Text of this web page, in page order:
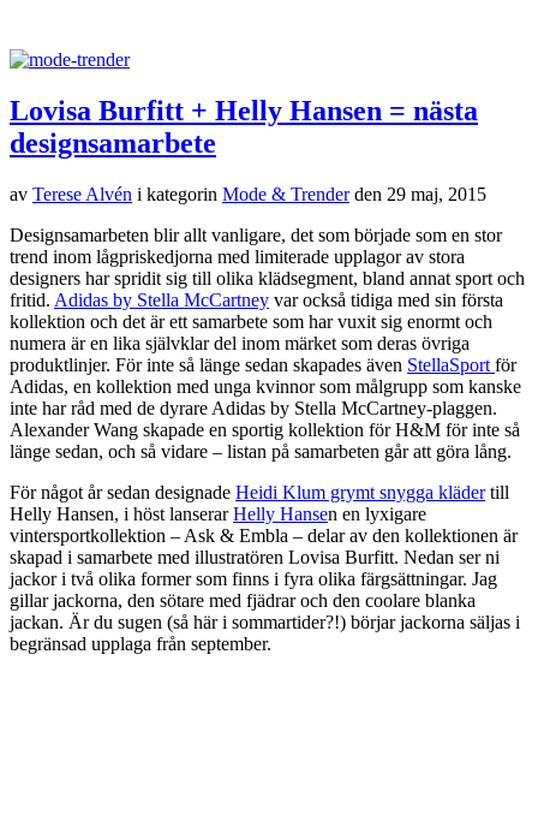
Lovisa Burfitt + Helly Hansen = nästa
designsamarbete
av Terese Alvén i kategorin Mode & Trenderden 29 maj, 2015
Designsamarbeten blir allt vanligare, det som började som en stor
trend inom lågpriskedjorna med limiterade upplagor av stora
designers har spridit sig till olika klädsegment, bland annat sport och
fritid. Adidas by Stella McCartney var också tidiga med sin första
kollektion och det är ett samarbete som har vuxit sig enormt och
numera är en lika självklar del inom märket som deras övriga
produktlinjer. För inte så länge sedan skapades även StellaSport för
Adidas, en kollektion med unga kvinnor som målgrupp som kanske
inte har råd med de dyrare Adidas by Stella McCartney-plaggen.
Alexander Wang skapade en sportig kollektion för H&M för inte så
länge sedan, och så vidare – listan på samarbeten går att göra lång.
För något år sedan designade Heidi Klum grymt snygga klädertill
Helly Hansen, i höst lanserarHelly Hansen en lyxigare
vintersportkollektion – Ask & Embla – delar av den kollektionen är
skapad i samarbete med illustratören Lovisa Burfitt. Nedan ser ni
jackor i två olika former som finns i fyra olika färgsättningar. Jag
gillar jackorna, den sötare med fjädrar och den coolare blanka
jackan. Är du sugen (så här i sommartider?!) börjar jackorna säljas i
begränsad upplaga från september.